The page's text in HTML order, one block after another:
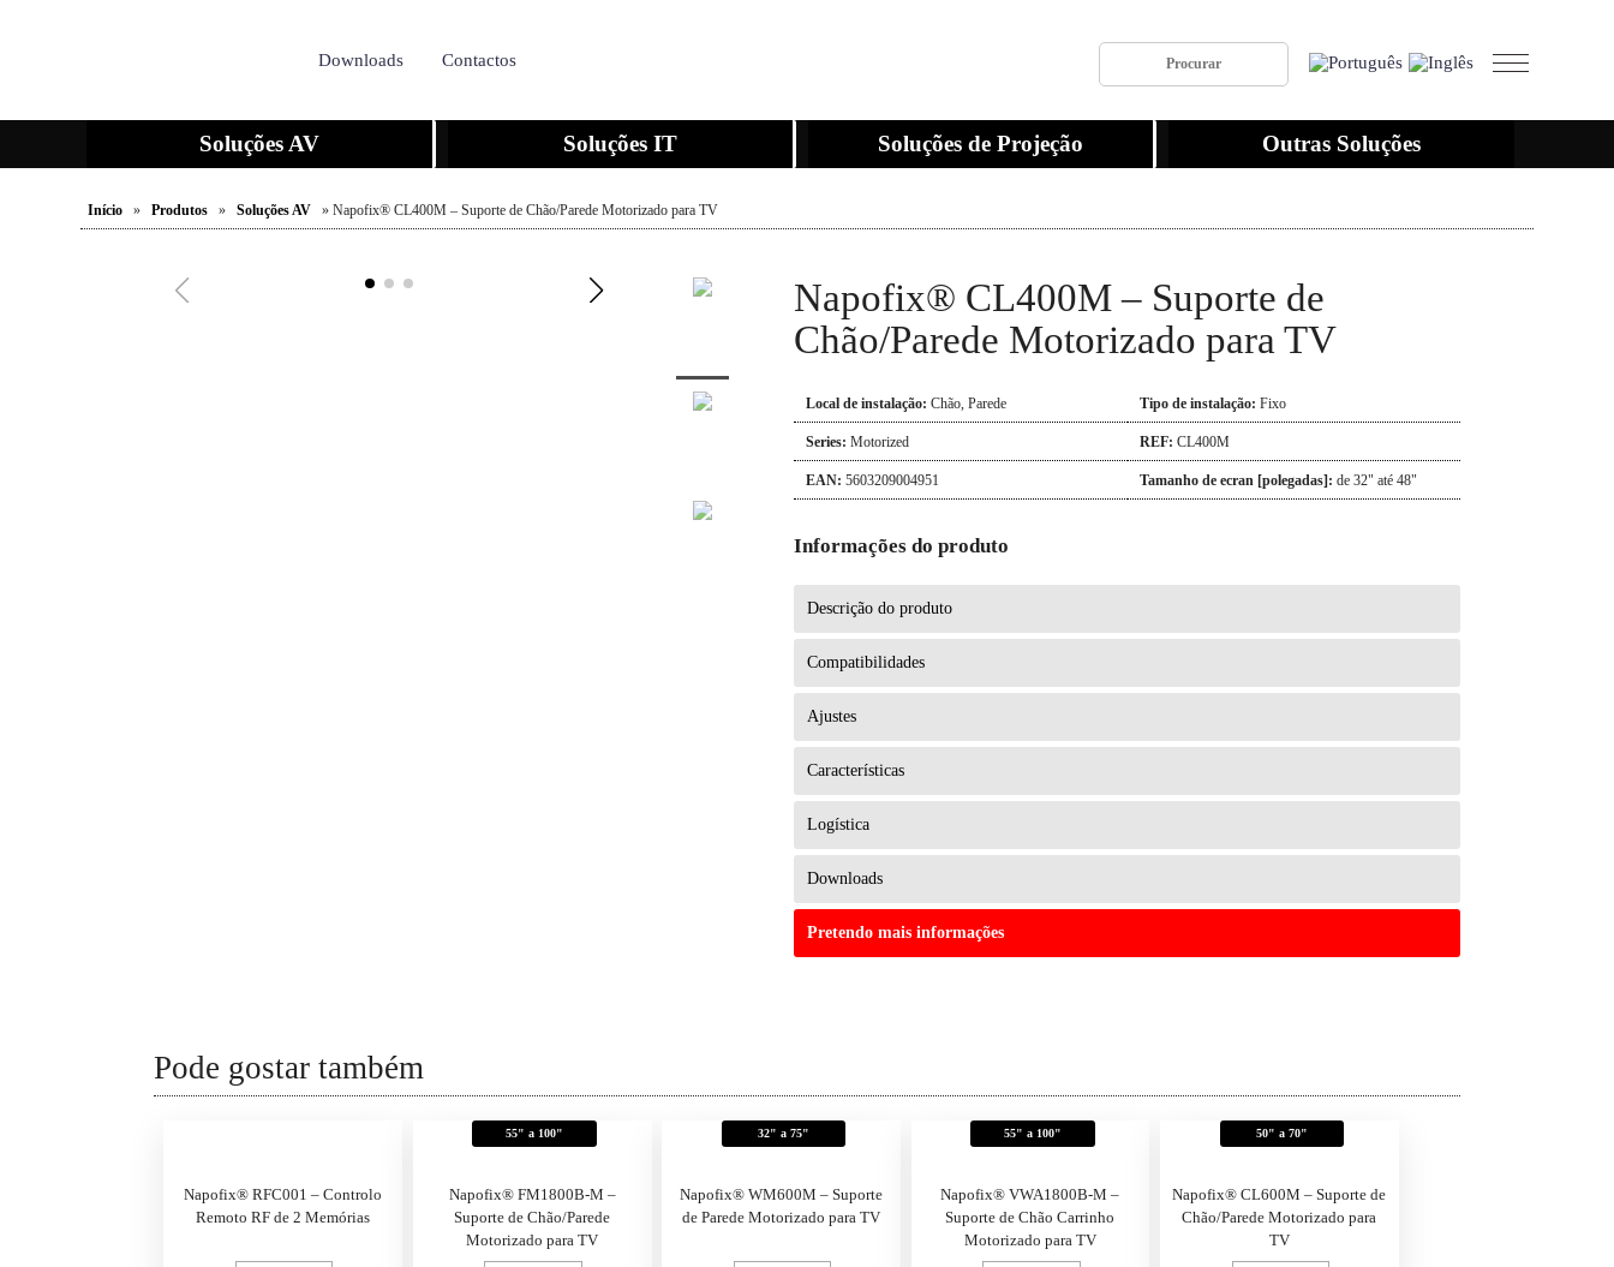
Downloads Contactos
Soluções AV Soluções IT Soluções de Projeção Outras Soluções
Início » Produtos » Soluções AV » Napofix® CL400M – Suporte de Chão/Parede Motorizado para TV
Napofix® CL400M – Suporte de
Chão/Parede Motorizado para TV
Local de instalação:Chão,Parede Tipo de instalação: Fixo
Series:Motorized REF: CL400M
EAN:5603209004951 Tamanho de ecran [polegadas]: de 32" até 48"
Informações do produto
Descrição do produto
Compatibilidades
Ajustes
Características
Logística
Downloads
Pretendo mais informações
Pode gostar também
Napofix® RFC001 – Controlo
Remoto RF de 2 Memórias
55" a 100"
Napofix® FM1800B-M –
Suporte de Chão/Parede
Motorizado para TV
32" a 75"
Napofix® WM600M – Suporte
de Parede Motorizado para TV
55" a 100"
Napofix® VWA1800B-M –
Suporte de Chão Carrinho
Motorizado para TV
50" a 70"
Napofix® CL600M – Suporte de
Chão/Parede Motorizado para
TV